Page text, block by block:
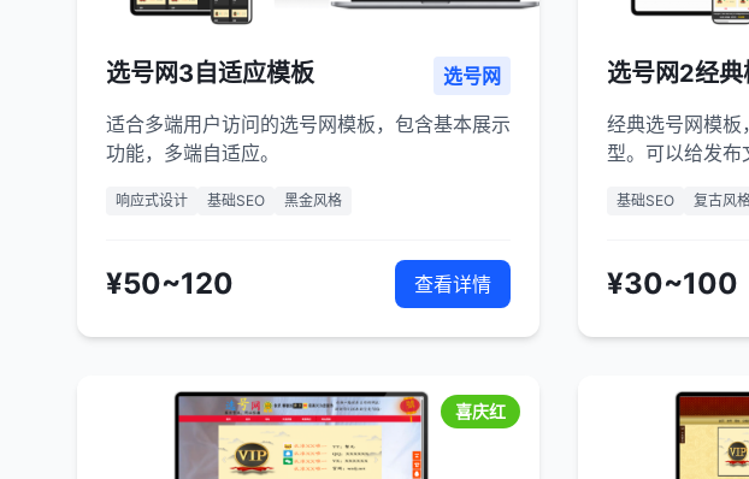
选号网3自适应模板
选号网
适合多端用户访问的选号网模板，包含基本展示
功能，多端自适应。
响应式设计 基础SEO 黑金风格
¥50~120 查看详情
选号网2经典
经典选号网模板
型。可以给发布
基础SEO 复古风
¥30~100
喜庆红